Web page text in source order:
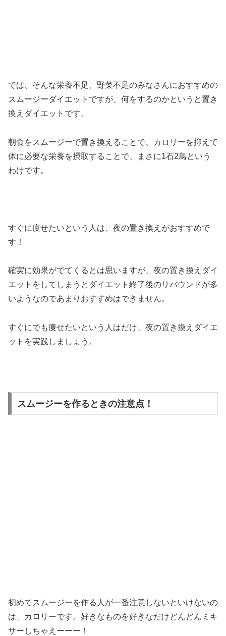
では、そんな栄養不足、野菜不足のみなさんにおすすめの
スムージーダイエットですが、何をするのかというと置き
換えダイエットです。
朝食をスムージーで置き換えることで、カロリーを抑えて
体に必要な栄養を摂取することで、まさに1石2鳥という
わけです。
すぐに痩せたいという人は、夜の置き換えがおすすめで
す！
確実に効果がでてくるとは思いますが、夜の置き換えダイ
エットをしてしまうとダイエット終了後のリバウンドが多
いようなのであまりおすすめはできません。
すぐにでも痩せたいという人はだけ、夜の置き換えダイエ
ットを実践しましょう。
スムージーを作るときの注意点！
初めてスムージーを作る人が一番注意しないといけないの
は、カロリーです。好きなものを好きなだけどんどんミキ
サーしちゃえーーー！